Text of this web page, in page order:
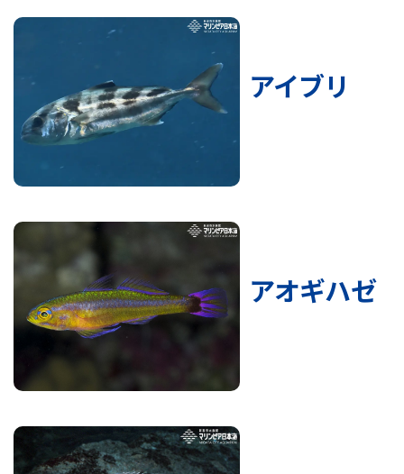
アイブリ
アオギハゼ